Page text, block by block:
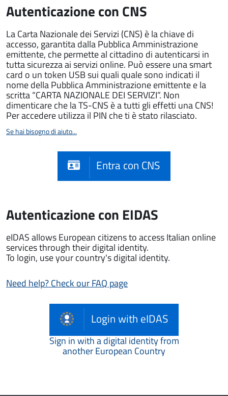
Autenticazione con CNS
La Carta Nazionale dei Servizi (CNS) è la chiave di
accesso, garantita dalla Pubblica Amministrazione
emittente, che permette al cittadino di autenticarsi in
tutta sicurezza ai servizi online. Può essere una smart
card o un token USB sui quali quale sono indicati il
nome della Pubblica Amministrazione emittente e la
scritta “CARTA NAZIONALE DEI SERVIZI”. Non
dimenticare che la TS-CNS è a tutti gli effetti una CNS!
Per accedere utilizza il PIN che ti è stato rilasciato.
Se hai bisogno di aiuto...
Entra con CNS
Autenticazione con EIDAS
eIDAS allows European citizens to access Italian online
services through their digital identity.
To login, use your country's digital identity.
Need help? Check our FAQ page
Login with eIDAS
Sign in with a digital identity from
another European Country